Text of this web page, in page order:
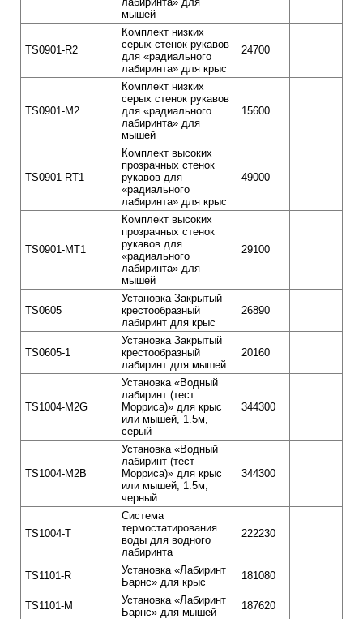
мышей
TS0901-R2
Комплект низких
серых стенок рукавов
для «радиального
лабиринта» для крыс
24700
TS0901-M2
Комплект низких
серых стенок рукавов
для «радиального
лабиринта» для
мышей
15600
TS0901-RT1
Комплект высоких
прозрачных стенок
рукавов для
«радиального
лабиринта» для крыс
49000
TS0901-MT1
Комплект высоких
прозрачных стенок
рукавов для
«радиального
лабиринта» для
мышей
29100
TS0605
Установка Закрытый
крестообразный
лабиринт для крыс
26890
TS0605-1
Установка Закрытый
крестообразный
лабиринт для мышей
20160
TS1004-М2G
Установка «Водный
лабиринт (тест
Морриса)» для крыс
или мышей, 1.5м,
серый
344300
TS1004-М2B
Установка «Водный
лабиринт (тест
Морриса)» для крыс
или мышей, 1.5м,
черный
344300
TS1004-T
Система
термостатирования
воды для водного
лабиринта
222230
TS1101-R
Установка «Лабиринт
Барнс» для крыс
181080
TS1101-М
Установка «Лабиринт
Барнс» для мышей
187620